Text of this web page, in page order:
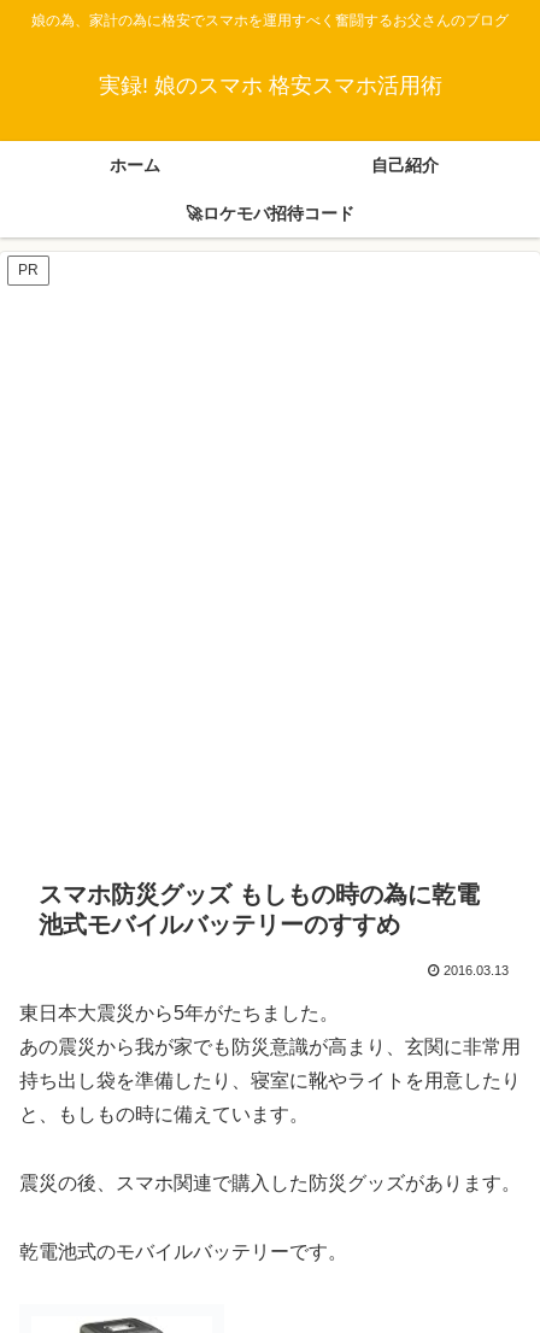
娘の為、家計の為に格安でスマホを運用すべく奮闘するお父さんのブログ
実録! 娘のスマホ 格安スマホ活用術
ホーム 自己紹介
🚀ロケモバ招待コード
PR
スマホ防災グッズ もしもの時の為に乾電
池式モバイルバッテリーのすすめ
2016.03.13
東日本大震災から5年がたちました。
あの震災から我が家でも防災意識が高まり、玄関に非常用
持ち出し袋を準備したり、寝室に靴やライトを用意したり
と、もしもの時に備えています。
震災の後、スマホ関連で購入した防災グッズがあります。
乾電池式のモバイルバッテリーです。